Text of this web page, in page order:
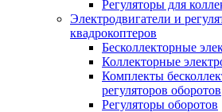
Регуляторы для
Электродвигатели и
квадрокоптеров
Бесколлекторные
Коллекторные
Комплекты
регуляторов оборотов
Регуляторы оборотов